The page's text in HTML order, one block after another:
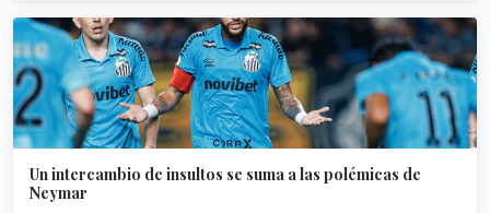
Un intercambio de insultos se suma a las polémicas de
Neymar